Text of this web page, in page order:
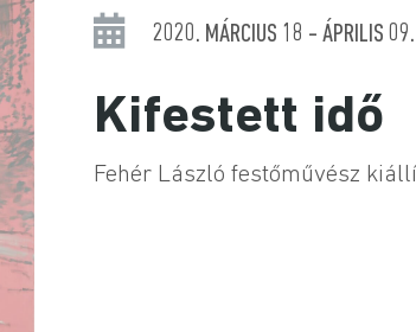
2020. MÁRCIUS 18 - ÁPRILIS 09.
Kifestett idő
Fehér László festőművész